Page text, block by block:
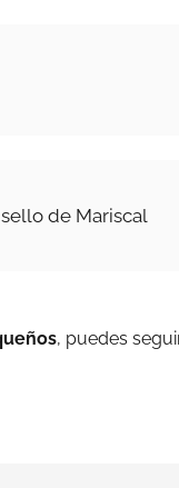
de Mariscal
, puedes